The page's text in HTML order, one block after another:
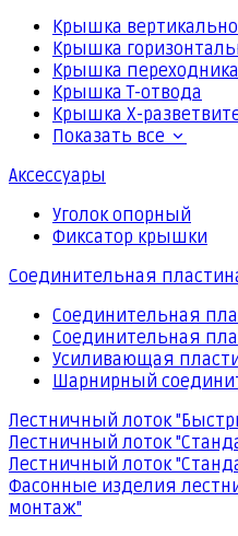
Крышка
Крышка
Крышка переходника
Крышка Т-отвода
Крышка Х-
Показать все
Аксессуары
Уголок опорный
Фиксатор крышки
Соединительная
Соединительная
Соединительная
Усиливающая
Шарнирный
Лестничный лоток
Лестничный лоток
Лестничный лоток
Фасонные изделия
монтаж"